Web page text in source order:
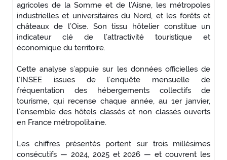
agricoles de la Somme et de l’Aisne, les métropoles
industrielles et universitaires du Nord, et les forêts et
châteaux de l’Oise. Son tissu hôtelier constitue un
indicateur clé de l’attractivité touristique et
économique du territoire.
Cette analyse s’appuie sur les données officielles de
l’INSEE issues de l’enquête mensuelle de
fréquentation des hébergements collectifs de
tourisme, qui recense chaque année, au 1er janvier,
l’ensemble des hôtels classés et non classés ouverts
en France métropolitaine.
Les chiffres présentés portent sur trois millésimes
consécutifs — 2024, 2025 et 2026 — et couvrent les